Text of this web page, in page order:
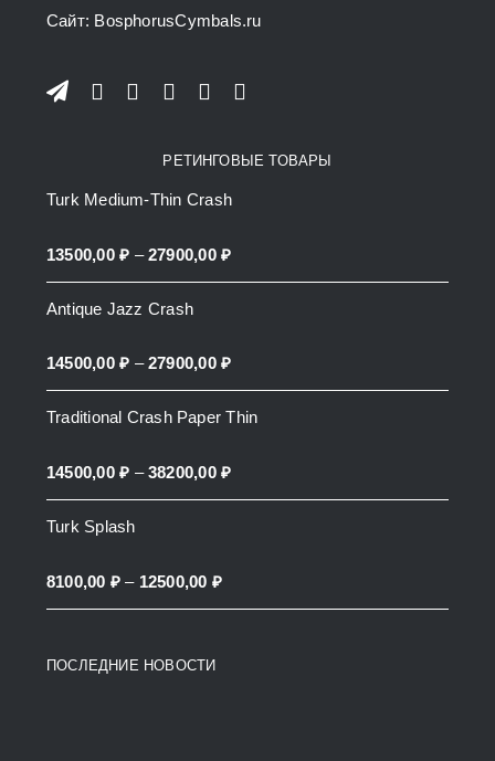
Сайт: BosphorusСymbals.ru
РЕТИНГОВЫЕ ТОВАРЫ
Turk Medium-Thin Crash
13500,00₽ – 27900,00 ₽Price
range:
Antique Jazz Crash
14500,00₽ – 27900,00 ₽Price
range:
14500,00 ₽
Traditional Crash Paper Thin
14500,00₽ – 38200,00 ₽Price
range:
Turk Splash
8100,00 ₽ – 12500,00 ₽Price
range:
ПОСЛЕДНИЕ НОВОСТИ